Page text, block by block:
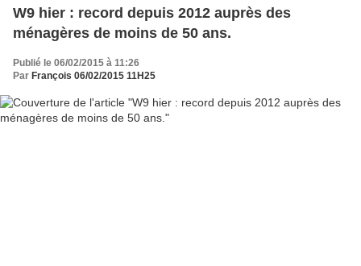
W9 hier : record depuis 2012 auprès des
ménagères de moins de 50 ans.
Publié le 06/02/2015 à 11:26
Par François 06/02/2015 11H25